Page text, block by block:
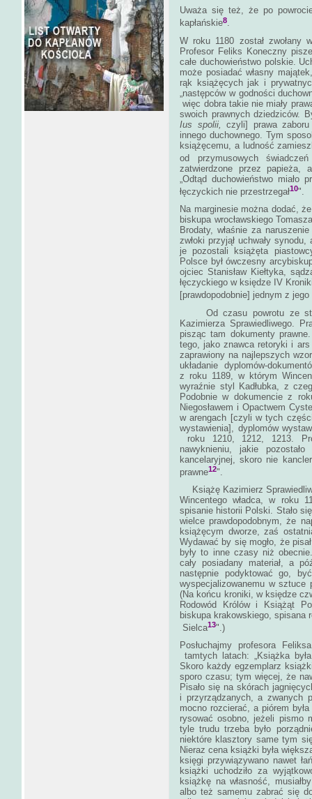
Uważa się też, że po
kapłańskie8.
W roku 1180 został zwołany
Profesor Feliks Koneczny
całe duchowieństwo polskie.
może posiadać własny
rąk książęcych jak i
„następców w godności
więc dobra takie nie miały
swoich prawnych dziedziców.
Ius spolii, czyli] prawa
innego duchownego. Tym
książęcemu, a ludność
od przymusowych
zatwierdzone przez papieża,
„Odtąd duchowieństwo
łęczyckich nie przestrzegał10".
Na marginesie można dodać,
biskupa wrocławskiego
Brodaty, właśnie za
zwłoki przyjął uchwały
je pozostali książęta
Polsce był ówczesny
ojciec Stanisław Kiełtyka,
łęczyckiego w księdze IV
[prawdopodobnie] jednym z jego
Od czasu powrotu ze
Kazimierza Sprawiedliwego.
pisząc tam dokumenty
tego, jako znawca retoryki i
zaprawiony na najlepszych
układanie dyplomów-
z roku 1189, w którym
wyraźnie styl Kadłubka, z
Podobnie w dokumencie z
Niegosławem i Opactwem
w arengach [czyli w tych
wystawienia], dyplomów
roku 1210, 1212, 1213.
nawyknieniu, jakie
kancelaryjnej, skoro nie
prawne12".
Książę Kazimierz
Wincentego władca, w roku
spisanie historii Polski. Stało
wielce prawdopodobnym, że
książęcym dworze, zaś
Wydawać by się mogło, że
były to inne czasy niż
cały posiadany materiał, a
następnie podyktować go,
wyspecjalizowanemu w sztuce
(Na końcu kroniki, w księdze
Rodowód Królów i Książąt
biskupa krakowskiego, spisana
Sielca13".)
Posłuchajmy profesora
tamtych latach: „Książka
Skoro każdy egzemplarz
sporo czasu; tym więcej, że
Pisało się na skórach
i przyrządzanych, a zwanych
mocno rozcierać, a piórem
rysować osobno, jeżeli pismo
tyle trudu trzeba było
niektóre klasztory same tym
Nieraz cena książki była
księgi przywiązywano nawet
książki uchodziło za
książkę na własność,
albo też samemu zabrać się